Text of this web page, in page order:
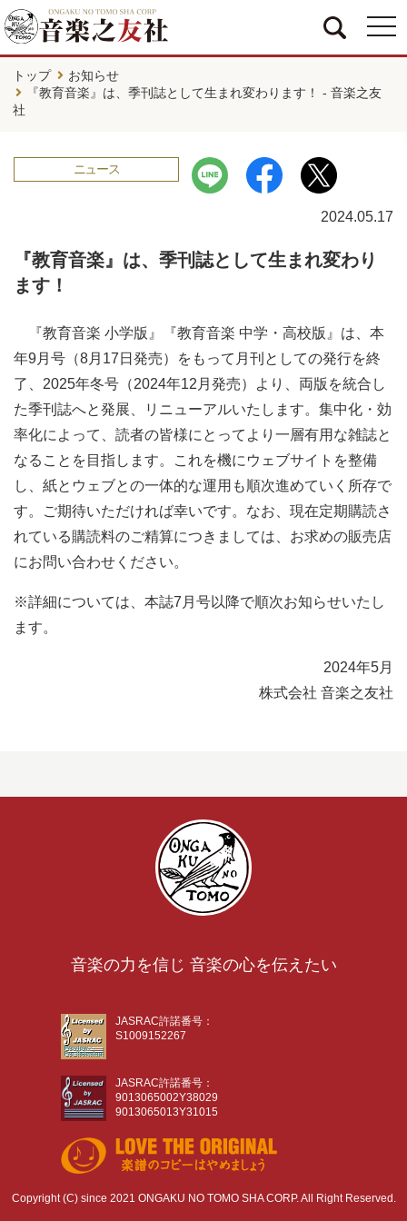
トップ
お知らせ
『教育音楽』は、季刊誌として生まれ変わります！ - 音楽之友
社
ニュース
2024.05.17
『教育音楽』は、季刊誌として生まれ変わり
ます！
『教育音楽 小学版』『教育音楽 中学・高校版』は、本
年9月号（8月17日発売）をもって月刊としての発行を終
了、2025年冬号（2024年12月発売）より、両版を統合し
た季刊誌へと発展、リニューアルいたします。集中化・効
率化によって、読者の皆様にとってより一層有用な雑誌と
なることを目指します。これを機にウェブサイトを整備
し、紙とウェブとの一体的な運用も順次進めていく所存で
す。ご期待いただければ幸いです。なお、現在定期購読さ
れている購読料のご精算につきましては、お求めの販売店
にお問い合わせください。
※詳細については、本誌7月号以降で順次お知らせいたし
ます。
2024年5月
株式会社 音楽之友社
音楽の力を信じ 音楽の心を伝えたい
JASRAC許諾番号：
S1009152267
JASRAC許諾番号：
9013065002Y38029
9013065013Y31015
Copyright (C) since 2021 ONGAKU NO TOMO SHA CORP. All Right Reserved.